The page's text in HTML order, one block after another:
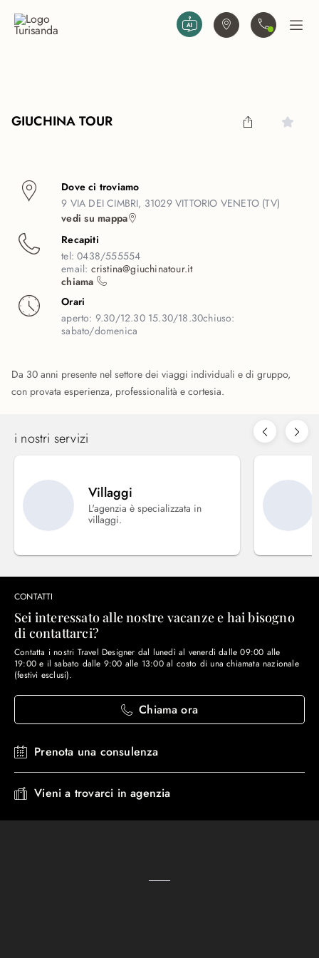
Trova agenziaContattaciApri
GIUCHINA TOUR
Dove ci troviamo
9 VIA DEI CIMBRI, 31029 VITTORIO VENETO (TV)
vedi su mappa
Recapiti
tel:0438/555554
email: cristina@giuchinatour.it
chiama
Orari
aperto: 9.30/12.30 15.30/18.30chiuso:
sabato/domenica
Da 30 anni presente nel settore dei viaggi individuali e di gruppo,
con provata esperienza, professionalità e cortesia.
i nostri servizi
Villaggi
L'agenzia è specializzata in
villaggi.
CONTATTI
Sei interessato alle nostre vacanze e hai bisogno
di contattarci?
Contatta i nostri Travel Designer dal lunedì al venerdì dalle 09:00 alle
19:00 e il sabato dalle 9:00 alle 13:00 al costo di una chiamata nazionale
(festivi esclusi).
Chiama ora
Prenota una consulenza
Vieni a trovarci in agenzia